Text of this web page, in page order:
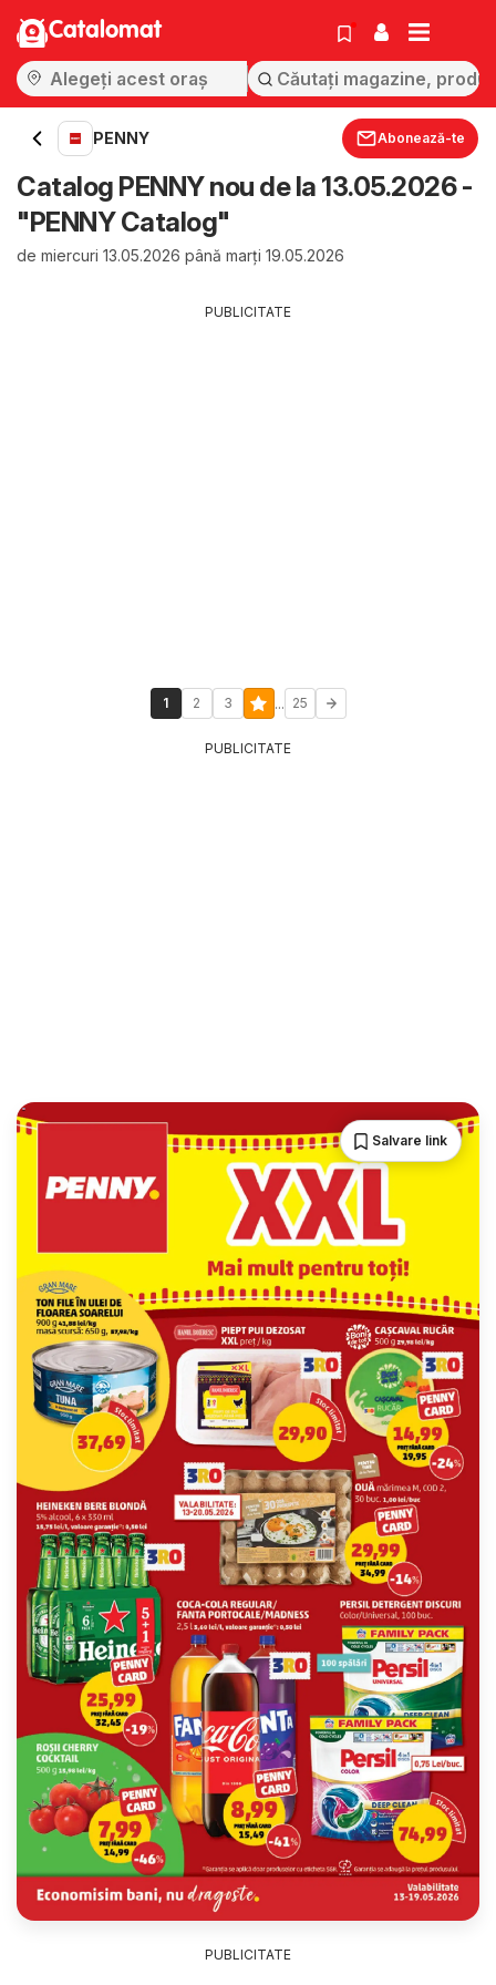
Catalomat
PENNY Abonează-te
Catalog PENNY nou de la 13.05.2026 -
"PENNY Catalog"
de miercuri 13.05.2026 până marți 19.05.2026
PUBLICITATE
1 2 3 ... 25
PUBLICITATE
Salvare link
PUBLICITATE